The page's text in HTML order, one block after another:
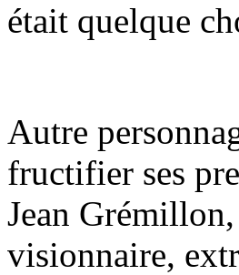
était quelque
Autre
fructifier ses
Jean
visionnaire,